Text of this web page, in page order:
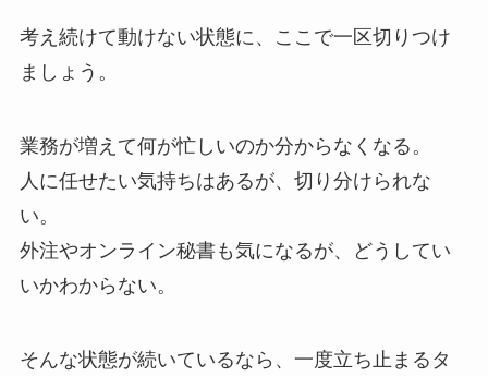
考え続けて動けない状態に、ここで一区切りつけ
ましょう。
業務が増えて何が忙しいのか分からなくなる。
人に任せたい気持ちはあるが、切り分けられな
い。
外注やオンライン秘書も気になるが、どうしてい
いかわからない。
そんな状態が続いているなら、一度立ち止まるタ